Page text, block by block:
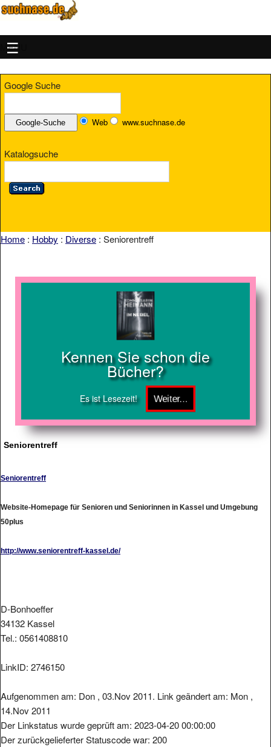
MENU
Google Suche
Web www.suchnase.de
Katalogsuche
Home : Hobby : Diverse : Seniorentreff
Kennen Sie schon die
Bücher?
Es ist Lesezeit!
Seniorentreff
Seniorentreff
Website-Homepage für Senioren und Seniorinnen in Kassel und Umgebung
50plus
http://www.seniorentreff-kassel.de/
D-Bonhoeffer
34132 Kassel
Tel.: 0561408810
LinkID: 2746150
Aufgenommen am: Don , 03.Nov 2011. Link geändert am: Mon ,
14.Nov 2011
Der Linkstatus wurde geprüft am: 2023-04-20 00:00:00
Der zurückgelieferter Statuscode war: 200